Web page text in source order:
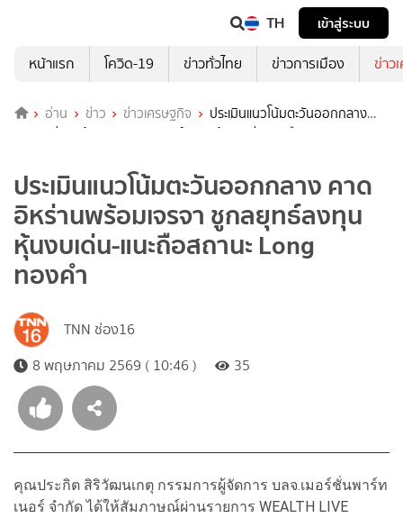
TH
เข้าสู่ระบบ
หน้าแรก
โควิด-19 ข่าวทั่วไทย ข่าวการเมือง ข่าว
อ่าน ข่าว ข่าวเศรษฐกิจ
ประเมินแนวโน้มตะวันออกกลาง
คาดอิหร่านพร้อมเจรจา ชูกลยุทธ์ลงทุนหุ้นงบเด่น-แนะถือสถานะ Long
ประเมินแนวโน้มตะวันออกกลาง คาด
อิหร่านพร้อมเจรจา ชูกลยุทธ์ลงทุน
หุ้นงบเด่น-แนะถือสถานะ Long
ทองคำ
TNN ช่อง16
8 พฤษภาคม 2569 ( 10:46 )
35
คุณประกิต สิริวัฒนเกตุ กรรมการผู้จัดการ บลจ.เมอร์ชั่นพาร์ท
เนอร์ จำกัด ได้ให้สัมภาษณ์ผ่านรายการ WEALTH LIVE